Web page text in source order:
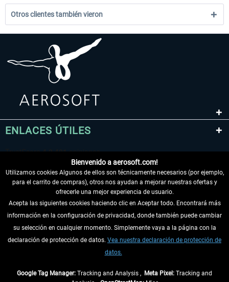
Otros clientes también vieron
ENLACES ÚTILES
DESISTIR DEL CONTRATO
INFORMACIÓN
Bienvenido a aerosoft.com!
Utilizamos cookies Algunos de ellos son técnicamente necesarios (por ejemplo,
para el carrito de compras), otros nos ayudan a mejorar nuestras ofertas y
ofrecerle una mejor experiencia de usuario.
Acepta las siguientes cookies haciendo clic en Aceptar todo. Encontrará más
información en la configuración de privacidad, donde también puede cambiar
su selección en cualquier momento. Simplemente vaya a la página con la
declaración de protección de datos. Vea nuestra declaración de protección de
datos.
Google Tag Manager: Tracking and Analysis , Meta Pixel: Tracking and